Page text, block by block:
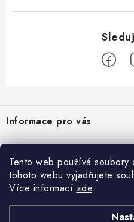
Tento web používá
tohoto webu vyjadřujete
Více informací zde.
p
a
Informace pro vás
Obchodní podmínky
Podmínky ochrany osobních
Odstoupení od kupní smlouvy
Přihlášení
E-mail